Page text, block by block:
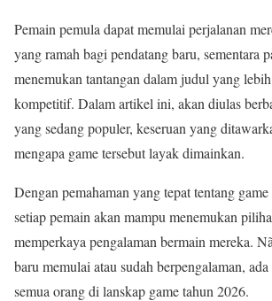
Pemain pemula dapat memulai perjalanan
yang ramah bagi pendatang baru, sementara
menemukan tantangan dalam judul yang
kompetitif. Dalam artikel ini, akan diulas
yang sedang populer, keseruan yang
mengapa game tersebut layak dimainkan.
Dengan pemahaman yang tepat tentang
setiap pemain akan mampu menemukan
memperkaya pengalaman bermain mereka.
baru memulai atau sudah berpengalaman,
semua orang di lanskap game tahun 2026.